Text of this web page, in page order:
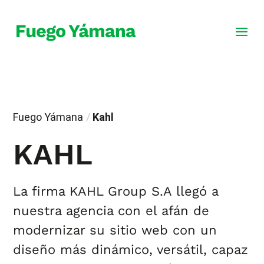
Fuego Yámana / Kahl
KAHL
La firma KAHL Group S.A llegó a
nuestra agencia con el afán de
modernizar su sitio web con un
diseño más dinámico, versátil, capaz